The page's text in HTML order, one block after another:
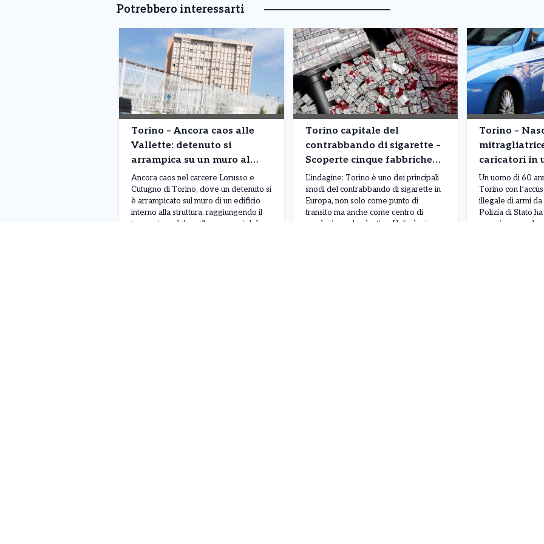
Potrebbero interessarti
Torino – Ancora caos alle
Vallette: detenuto si
arrampica su un muro al
terzo piano. Situazione fuori
controllo
Ancora caos nel carcere Lorusso e
Cutugno di Torino, dove un detenuto si
è arrampicato sul muro di un edificio
interno alla struttura, raggiungendo il
terzo piano del cortile passeggi del
Torino capitale del
contrabbando di sigarette –
Scoperte cinque fabbriche
clandestine: milioni di
pacchetti prodotti
L’indagine: Torino è uno dei principali
snodi del contrabbando di sigarette in
Europa, non solo come punto di
transito ma anche come centro di
produzione clandestina. Un’indagine
Torino –
caricatori in
corso
Un uomo di 60
Torino con
illegale di armi da
Polizia di Stato
proprio arsenale